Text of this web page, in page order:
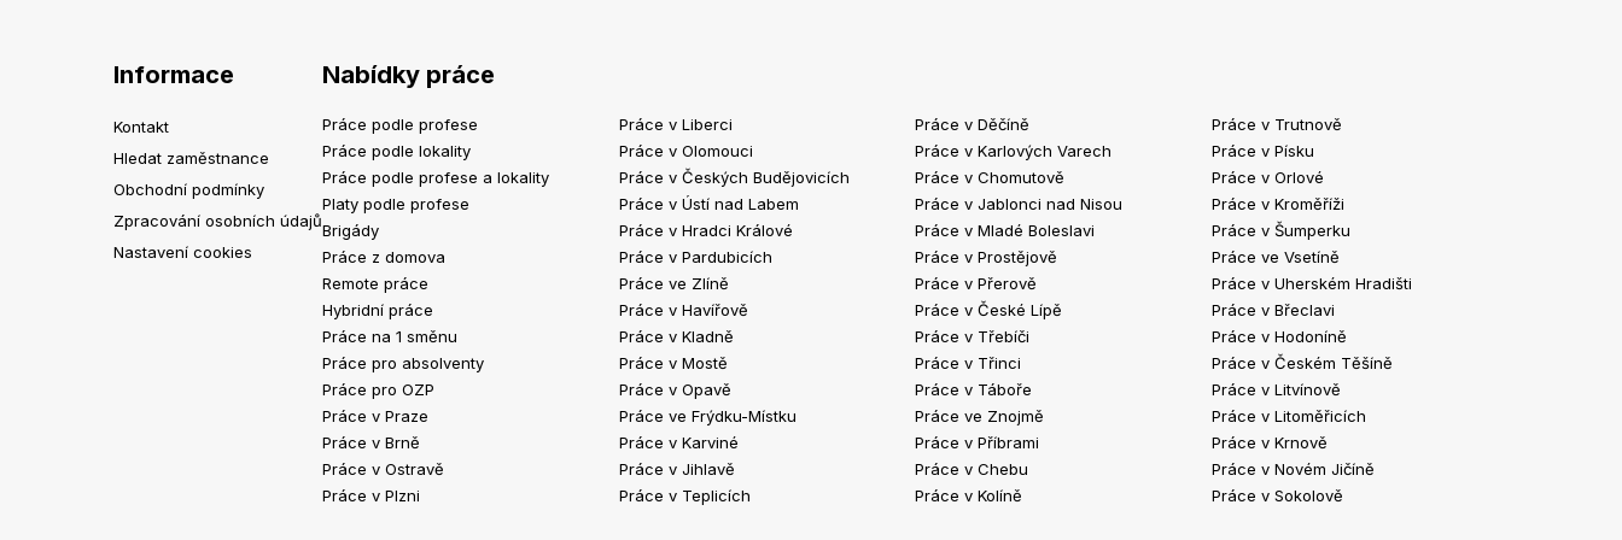
Informace
Kontakt
Hledat zaměstnance
Obchodní podmínky
Zpracování osobních údajů
Nastavení cookies
Nabídky práce
Práce podle profese
Práce podle lokality
Práce podle profese a lokality
Platy podle profese
Brigády
Práce z domova
Remote práce
Hybridní práce
Práce na 1 směnu
Práce pro absolventy
Práce pro OZP
Práce v Praze
Práce v Brně
Práce v Ostravě
Práce v Plzni
Práce v Liberci
Práce v Olomouci
Práce v Českých Budějovicích
Práce v Ústí nad Labem
Práce v Hradci Králové
Práce v Pardubicích
Práce ve Zlíně
Práce v Havířově
Práce v Kladně
Práce v Mostě
Práce v Opavě
Práce ve Frýdku-Místku
Práce v Karviné
Práce v Jihlavě
Práce v Teplicích
Práce v Děčíně
Práce v Karlových Varech
Práce v Chomutově
Práce v Jablonci nad Nisou
Práce v Mladé Boleslavi
Práce v Prostějově
Práce v Přerově
Práce v České Lípě
Práce v Třebíči
Práce v Třinci
Práce v Táboře
Práce ve Znojmě
Práce v Příbrami
Práce v Chebu
Práce v Kolíně
Práce v Trutnově
Práce v Písku
Práce v Orlové
Práce v Kroměříži
Práce v Šumperku
Práce ve Vsetíně
Práce v Uherském Hradišti
Práce v Břeclavi
Práce v Hodoníně
Práce v Českém Těšíně
Práce v Litvínově
Práce v Litoměřicích
Práce v Krnově
Práce v Novém Jičíně
Práce v Sokolově